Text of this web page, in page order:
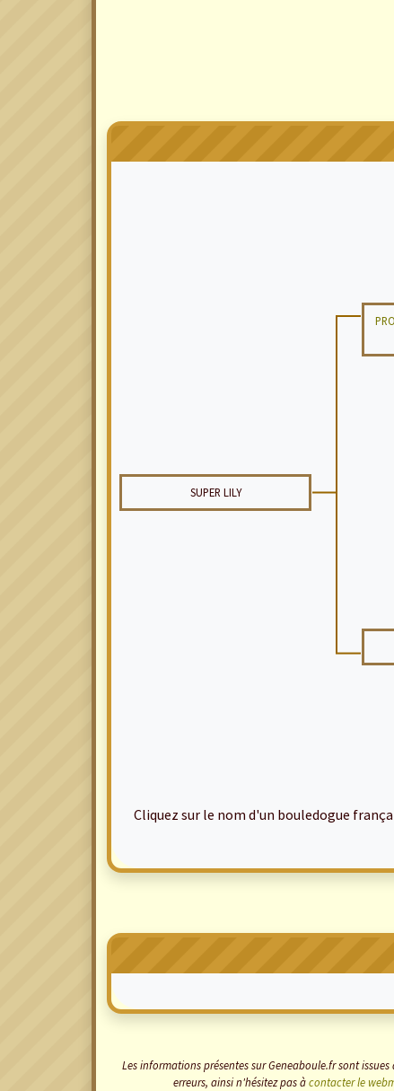
SUPER LILY
Cliquez sur le nom d'un bouledogue
Les informations présentes sur Geneaboule.fr sont
erreurs, ainsi n'hésitez pas àcontacter le